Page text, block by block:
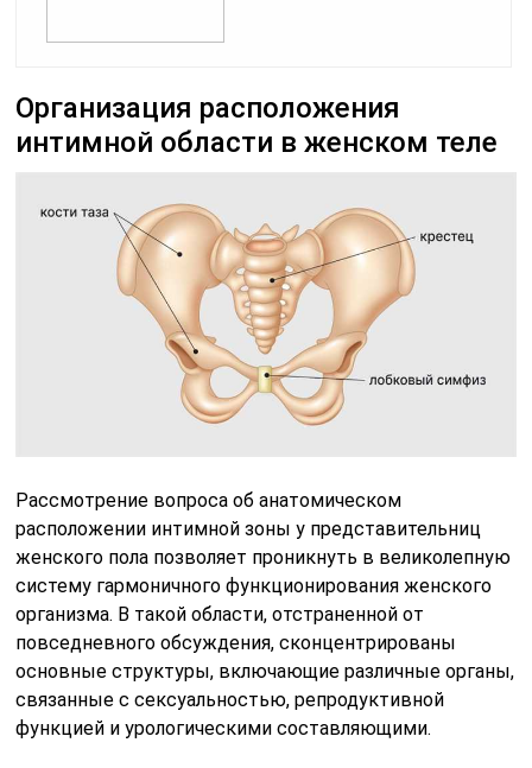
Организация расположения
интимной области в женском теле
Рассмотрение вопроса об анатомическом
расположении интимной зоны у представительниц
женского пола позволяет проникнуть в великолепную
систему гармоничного функционирования женского
организма. В такой области, отстраненной от
повседневного обсуждения, сконцентрированы
основные структуры, включающие различные органы,
связанные с сексуальностью, репродуктивной
функцией и урологическими составляющими.